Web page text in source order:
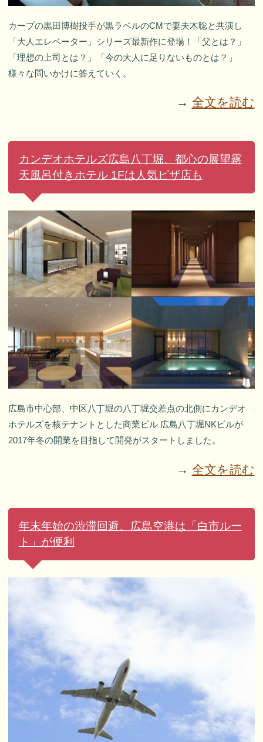
カープの黒田博樹投手が黒ラベルのCMで妻夫木聡と共演し
「大人エレベーター」シリーズ最新作に登場！「父とは？」
「理想の上司とは？」「今の大人に足りないものとは？」
様々な問いかけに答えていく。
→ 全文を読む
カンデオホテルズ広島八丁堀、都心の展望露
天風呂付きホテル 1Fは人気ピザ店も
広島市中心部、中区八丁堀の八丁堀交差点の北側にカンデオ
ホテルズを核テナントとした商業ビル 広島八丁堀NKビルが
2017年冬の開業を目指して開発がスタートしました。
→ 全文を読む
年末年始の渋滞回避、広島空港は「白市ルー
ト」が便利